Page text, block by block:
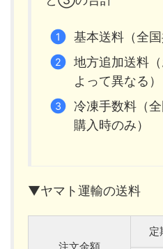
基本送料（全国
地方追加送料
よって異なる）
冷凍手数料（
購入時のみ）
▼ヤマト運輸の送料
定